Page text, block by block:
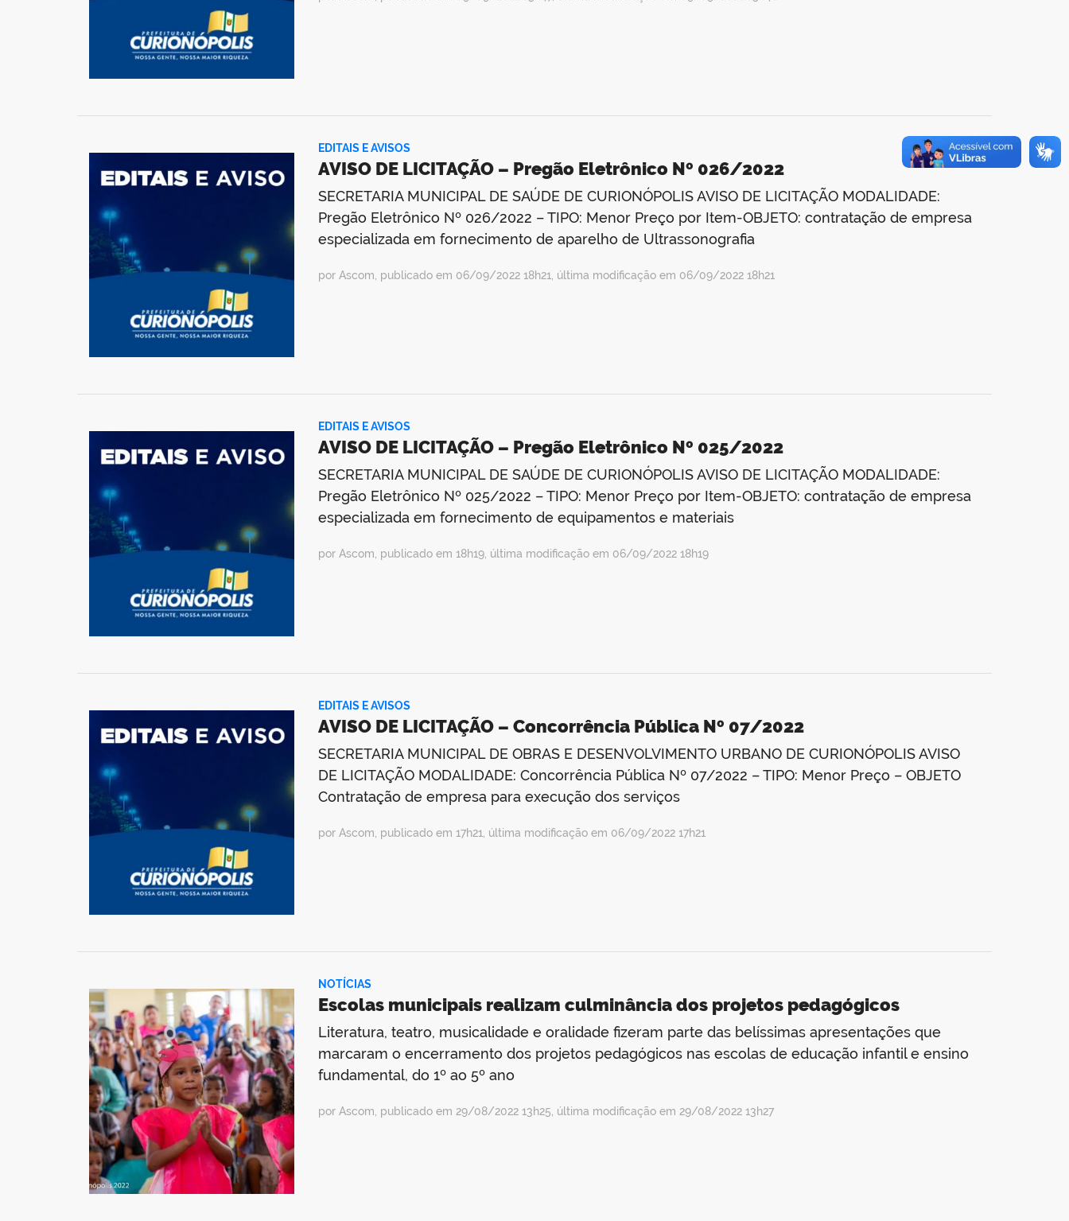
EDITAIS E AVISOS
AVISO DE LICITAÇÃO – Pregão Eletrônico Nº 026/2022
SECRETARIA MUNICIPAL DE SAÚDE DE CURIONÓPOLIS AVISO DE LICITAÇÃO MODALIDADE:
Pregão Eletrônico Nº 026/2022 – TIPO: Menor Preço por Item-OBJETO: contratação de empresa
especializada em fornecimento de aparelho de Ultrassonografia
por Ascom, publicado em 06/09/2022 18h21, última modificação em 06/09/2022 18h21
EDITAIS E AVISOS
AVISO DE LICITAÇÃO – Pregão Eletrônico Nº 025/2022
SECRETARIA MUNICIPAL DE SAÚDE DE CURIONÓPOLIS AVISO DE LICITAÇÃO MODALIDADE:
Pregão Eletrônico Nº 025/2022 – TIPO: Menor Preço por Item-OBJETO: contratação de empresa
especializada em fornecimento de equipamentos e materiais
por Ascom, publicado em 18h19, última modificação em 06/09/2022 18h19
EDITAIS E AVISOS
AVISO DE LICITAÇÃO – Concorrência Pública Nº 07/2022
SECRETARIA MUNICIPAL DE OBRAS E DESENVOLVIMENTO URBANO DE CURIONÓPOLIS AVISO
DE LICITAÇÃO MODALIDADE: Concorrência Pública Nº 07/2022 – TIPO: Menor Preço – OBJETO
Contratação de empresa para execução dos serviços
por Ascom, publicado em 17h21, última modificação em 06/09/2022 17h21
NOTÍCIAS
Escolas municipais realizam culminância dos projetos pedagógicos
Literatura, teatro, musicalidade e oralidade fizeram parte das belíssimas apresentações que
marcaram o encerramento dos projetos pedagógicos nas escolas de educação infantil e ensino
fundamental, do 1º ao 5º ano
por Ascom, publicado em 29/08/2022 13h25, última modificação em 29/08/2022 13h27